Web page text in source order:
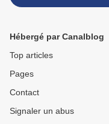
Hébergé par Canalblog
Top articles
Pages
Contact
Signaler un abus